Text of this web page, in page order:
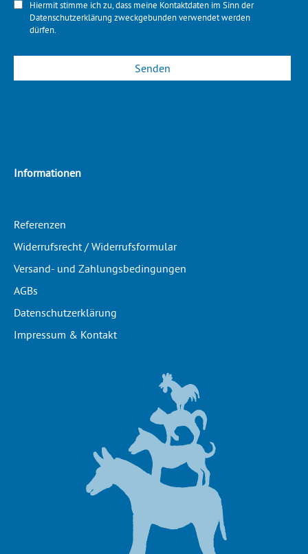
Hiermit stimme ich zu, dass meine Kontaktdaten im Sinn der
Datenschutzerklärung zweckgebunden verwendet werden
dürfen.
Informationen
Referenzen
Widerrufsrecht / Widerrufsformular
Versand- und Zahlungsbedingungen
AGBs
Datenschutzerklärung
Impressum & Kontakt